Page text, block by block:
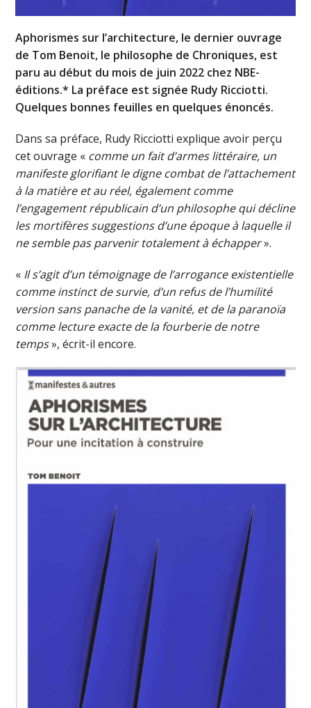
Aphorismes sur l’architecture, le dernier ouvrage
de Tom Benoit, le philosophe de Chroniques, est
paru au début du mois de juin 2022 chez NBE-
éditions.* La préface est signée Rudy Ricciotti.
Quelques bonnes feuilles en quelques énoncés.
Dans sa préface, Rudy Ricciotti explique avoir perçu
cet ouvrage « comme un fait d’armes littéraire, un
manifeste glorifiant le digne combat de l’attachement
à la matière et au réel, également comme
l’engagement républicain d’un philosophe qui décline
les mortifères suggestions d’une époque à laquelle il
ne semble pas parvenir totalement à échapper».
« Il s’agit d’un témoignage de l’arrogance existentielle
comme instinct de survie, d’un refus de l’humilité
version sans panache de la vanité, et de la paranoïa
comme lecture exacte de la fourberie de notre
temps», écrit-il encore.